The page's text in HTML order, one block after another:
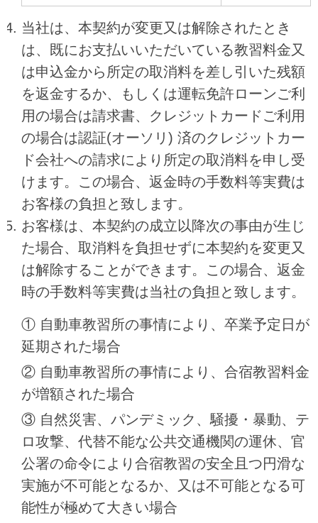
当社は、本契約が変更又は解除されたとき
は、既にお支払いいただいている教習料金又
は申込金から所定の取消料を差し引いた残額
を返金するか、もしくは運転免許ローンご利
用の場合は請求書、クレジットカードご利用
の場合は認証(オーソリ) 済のクレジットカー
ド会社への請求により所定の取消料を申し受
けます。この場合、返金時の手数料等実費は
お客様の負担と致します。
お客様は、本契約の成立以降次の事由が生じ
た場合、取消料を負担せずに本契約を変更又
は解除することができます。この場合、返金
時の手数料等実費は当社の負担と致します。
① 自動車教習所の事情により、卒業予定日が
延期された場合
② 自動車教習所の事情により、合宿教習料金
が増額された場合
③ 自然災害、パンデミック、騒擾・暴動、テ
ロ攻撃、代替不能な公共交通機関の運休、官
公署の命令により合宿教習の安全且つ円滑な
実施が不可能となるか、又は不可能となる可
能性が極めて大きい場合